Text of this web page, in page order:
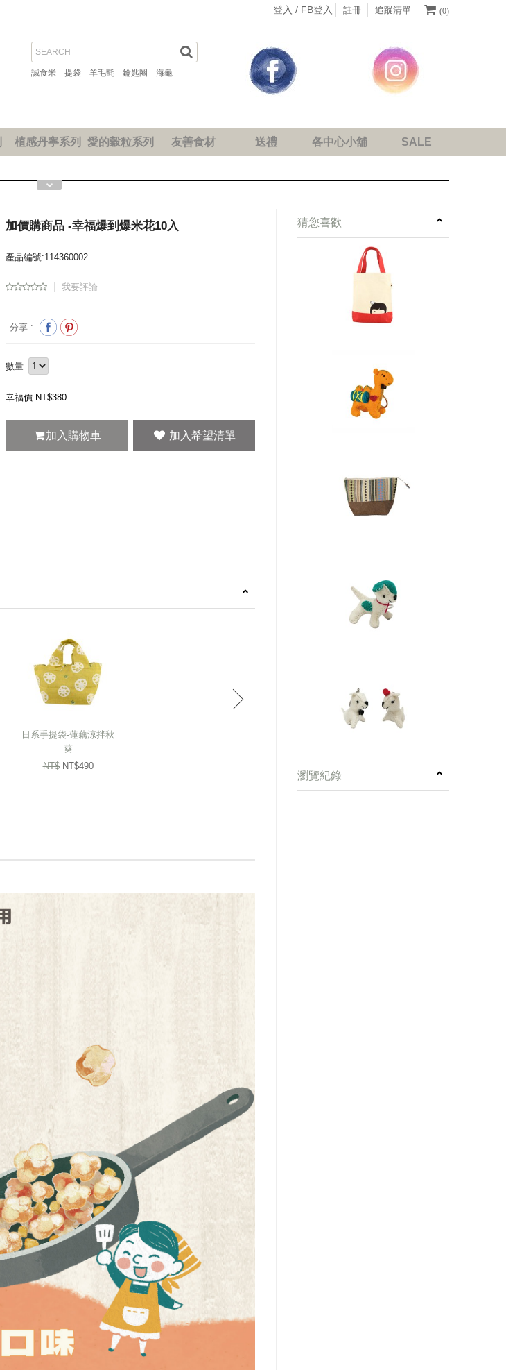
(0)
登入 / FB登入 註冊 追蹤清單
誠食米 提袋 羊毛氈 鑰匙圈 海龜
植感丹寧系列 愛的穀粒系列 友善食材 送禮 各中心小舖 SALE
加價購商品 -幸福爆到爆米花10入
產品編號:114360002
我要評論
分享 :
數量
幸福價 NT$380
加入購物車
日系手提袋-蓮藕涼拌秋
葵
NT$ NT$490
next
猜您喜歡
瀏覽紀錄